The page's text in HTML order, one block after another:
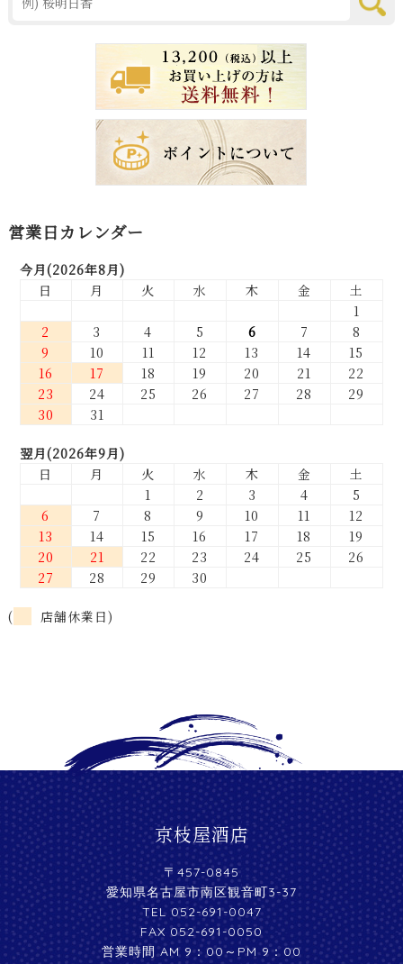
営業日カレンダー
今月(2026年8月)
日
月 火 水 木 金
土
1
2
3 4 5 6 7
8
9
10 11 12 13 14
15
16
17 18 19 20 21
22
23
24 25 26 27 28
29
30
31
翌月(2026年9月)
日
月 火 水 木 金
土
1
2 3 4
5
6
7 8 9 10 11
12
13
14 15 16 17 18
19
20
21 22 23 24 25
26
27
28 29 30
( 店舗休業日)
京枝屋酒店
〒457-0845
愛知県名古屋市南区観音町3-37
TEL 052-691-0047
FAX 052-691-0050
営業時間 AM 9：00～PM 9：00